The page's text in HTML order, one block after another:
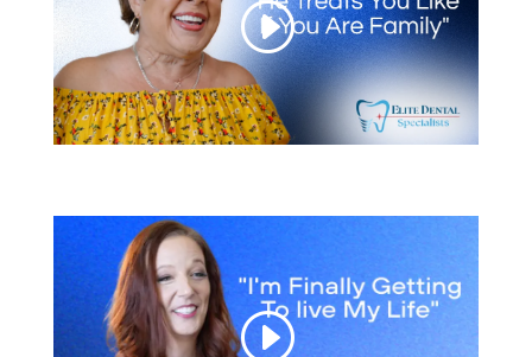
Busco soluciones a largo plazo
y de alta calidad, no parches
temporales.
Estoy nervioso o inseguro
sobre qué tratamiento dental
Solo quiero la opinión de un
experto antes de tomar una
decisión.
Siento la dentadura postiza
floja o incómoda